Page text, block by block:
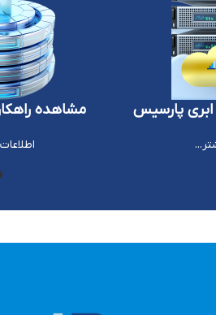
پارسیس مشاهده